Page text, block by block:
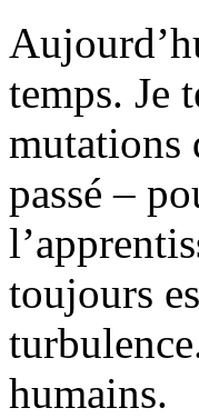
temps. Je
mutations
passé –
toujours
humains.